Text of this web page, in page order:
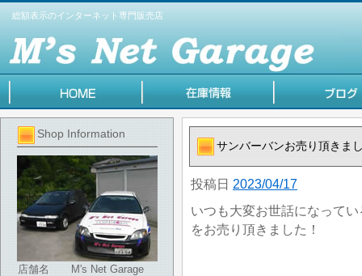
総額表示のインターネット専門販売店
Shop Information
店舗名
M's Net Garage
サンバーバンお売り頂きま
投稿日 2023/04/17
いつも大変お世話になって
をお売り頂きました！